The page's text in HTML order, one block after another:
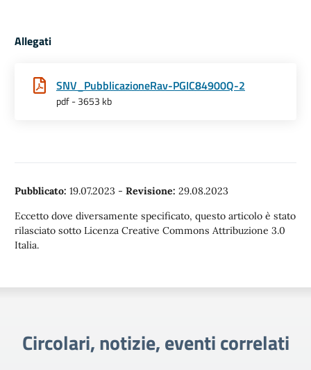
Allegati
SNV_PubblicazioneRav-PGIC84900Q-2
pdf - 3653 kb
Pubblicato: 19.07.2023 - Revisione: 29.08.2023
Eccetto dove diversamente specificato, questo articolo è stato
rilasciato sotto Licenza Creative Commons Attribuzione 3.0
Italia.
Circolari, notizie, eventi correlati